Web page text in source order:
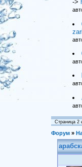
->
Страница 2
Форум »